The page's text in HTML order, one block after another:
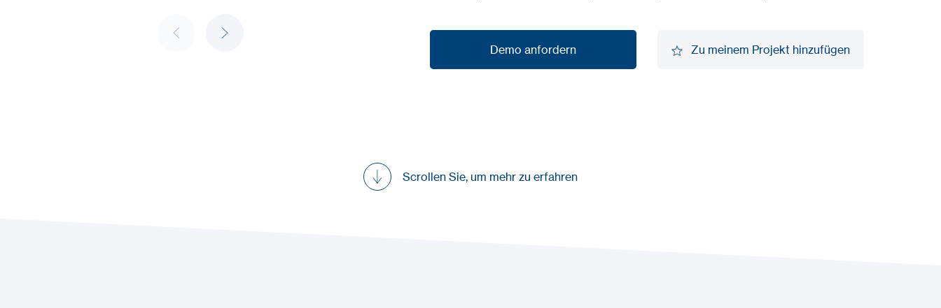
Demo anfordern Zu meinem Projekt hinzufügen
Scrollen Sie, um mehr zu erfahren